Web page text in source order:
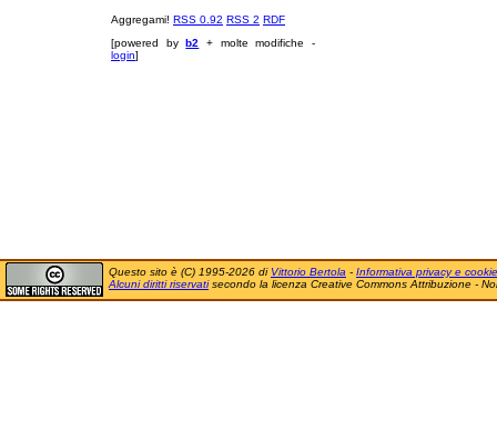
Aggregami! RSS 0.92 RSS 2 RDF
[powered byb2
+ molte modifiche -
login]
Questo sito è (C) 1995-2026 di Vittorio Bertola - Informativa privacy e cookie
Alcuni diritti riservatisecondo la licenza Creative Commons Attribuzione -